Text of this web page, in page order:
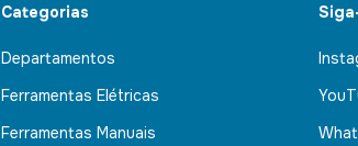
Categorias
Departamentos
Ferramentas Elétricas
Ferramentas Manuais